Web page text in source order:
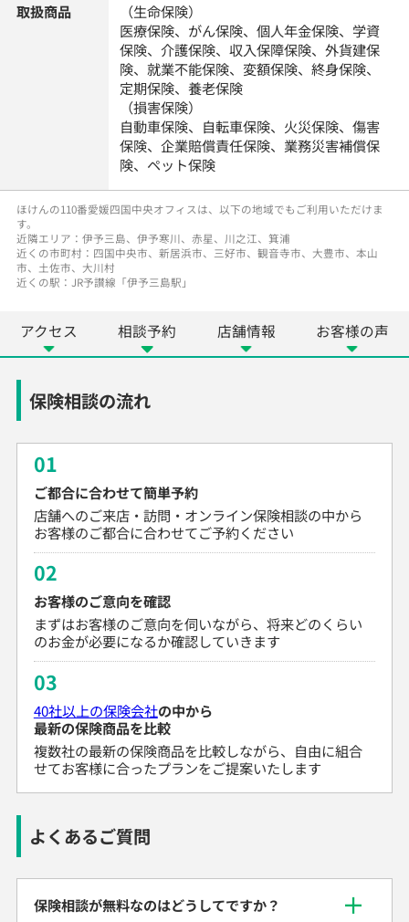
取扱商品
（生命保険）
医療保険、がん保険、個人年金保険、学資
保険、介護保険、収入保障保険、外貨建保
険、就業不能保険、変額保険、終身保険、
定期保険、養老保険
（損害保険）
自動車保険、自転車保険、火災保険、傷害
保険、企業賠償責任保険、業務災害補償保
険、ペット保険
ほけんの110番愛媛四国中央オフィスは、以下の地域でもご利用いただけま
す。
近隣エリア：伊予三島、伊予寒川、赤星、川之江、箕浦
近くの市町村：四国中央市、新居浜市、三好市、観音寺市、大豊市、本山
市、土佐市、大川村
近くの駅：JR予讃線「伊予三島駅」
アクセス 相談予約 店舗情報 お客様の声
保険相談の流れ
01
ご都合に合わせて簡単予約
店舗へのご来店・訪問・オンライン保険相談の中から
お客様のご都合に合わせてご予約ください
02
お客様のご意向を確認
まずはお客様のご意向を伺いながら、将来どのくらい
のお金が必要になるか確認していきます
03
40社以上の保険会社の中から
最新の保険商品を比較
複数社の最新の保険商品を比較しながら、自由に組合
せてお客様に合ったプランをご提案いたします
よくあるご質問
保険相談が無料なのはどうしてですか？